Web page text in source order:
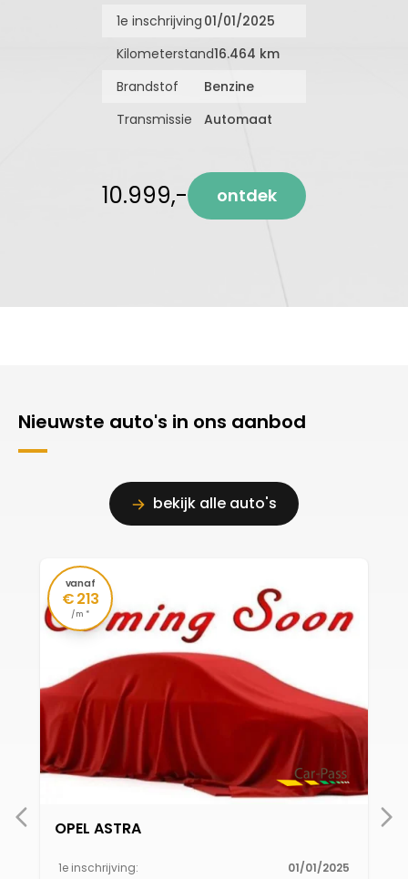
1e inschrijving 01/01/2025
Kilometerstand16.464 km
Brandstof
Benzine
Transmissie
Automaat
10.999,- ontdek
Nieuwste auto's in ons aanbod
bekijk alle auto's
vanaf
€ 213
/m *
OPEL ASTRA
1e inschrijving:
01/01/2025